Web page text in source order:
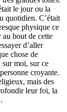
le jour ou la
quotidien. Cʼétait
physique ce
au bout de cette
dʼaller
chose de
sur moi, sur ce
croyante.
mais des
leur foi, la